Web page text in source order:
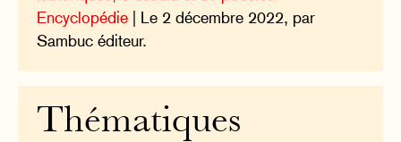
Encyclopédie | Le 2 décembre 2022, par
Sambuc éditeur.
Thématiques